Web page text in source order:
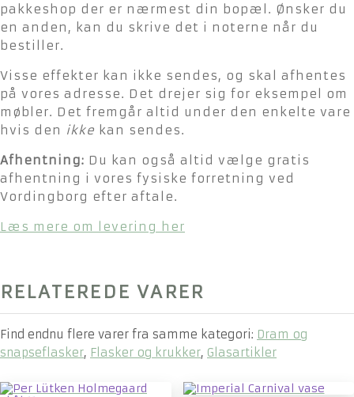
pakkeshop der er nærmest din bopæl. Ønsker du
en anden, kan du skrive det i noterne når du
bestiller.
Visse effekter kan ikke sendes, og skal afhentes
på vores adresse. Det drejer sig for eksempel om
møbler. Det fremgår altid under den enkelte vare
hvis den ikke kan sendes.
Afhentning: Du kan også altid vælge gratis
afhentning i vores fysiske forretning ved
Vordingborg efter aftale.
Læs mere om levering her
RELATEREDE VARER
Find endnu flere varer fra samme kategori: Dram og
snapseflasker, Flasker og krukker, Glasartikler